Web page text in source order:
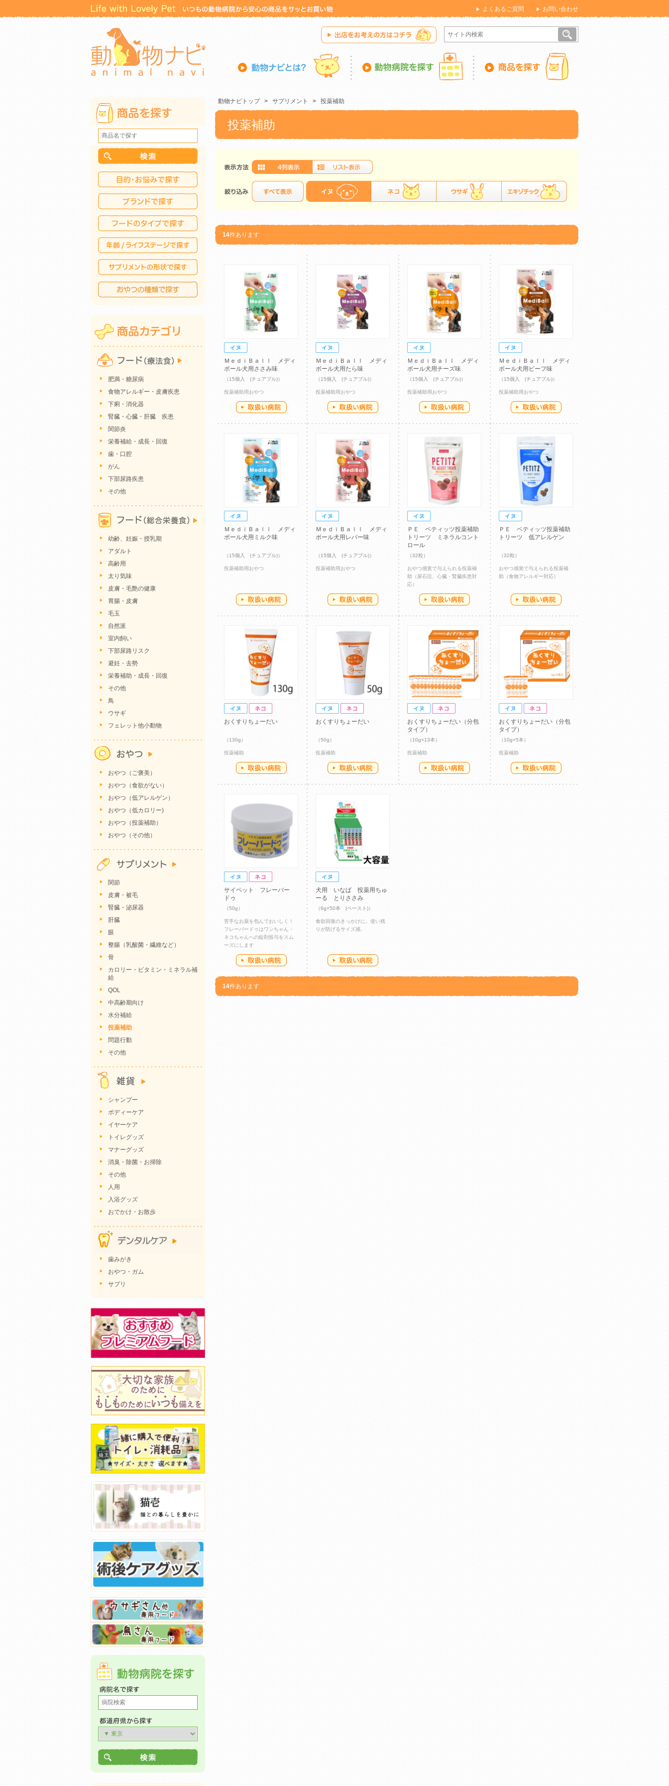
よくあるご質問 お問い合わせ
動物ナビトップ > サプリメント > 投薬補助
投薬補助
14件あります
ＭｅｄｉＢａｌｌ メディ
ボール犬用ささみ味
（15個入 (チュアブル)）
投薬補助用おやつ
ＭｅｄｉＢａｌｌ メディ
ボール犬用たら味
（15個入 (チュアブル)）
投薬補助用おやつ
ＭｅｄｉＢａｌｌ メディ
ボール犬用チーズ味
（15個入 (チュアブル)）
投薬補助用おやつ
ＭｅｄｉＢａｌｌ メディ
ボール犬用ビーフ味
（15個入 (チュアブル)）
投薬補助用おやつ
ＭｅｄｉＢａｌｌ メディ
ボール犬用ミルク味
（15個入 (チュアブル)）
投薬補助用おやつ
ＭｅｄｉＢａｌｌ メディ
ボール犬用レバー味
（15個入 (チュアブル)）
投薬補助用おやつ
ＰＥ ペティッツ投薬補助
トリーツ ミネラルコント
ロール
（32粒）
おやつ感覚で与えられる投薬補
助（尿石症、心臓・腎臓疾患対
応）
ＰＥ ペティッツ投薬補助
トリーツ 低アレルゲン
（32粒）
おやつ感覚で与えられる投薬補
助（食物アレルギー対応）
おくすりちょーだい
（130g）
投薬補助
おくすりちょーだい
（50g）
投薬補助
おくすりちょーだい（分包
タイプ）
（10g×13本）
投薬補助
おくすりちょーだい（分包
タイプ）
（10g×5本）
投薬補助
サイペット フレーバー
ドゥ
（50g）
苦手なお薬を包んでおいしく！
フレーバードゥはワンちゃん・
ネコちゃんへの錠剤投与をスム
ーズにします
犬用 いなば 投薬用ちゅ
ーる とりささみ
（6g×50本 (ペースト)）
食欲回復のきっかけに。使い残
りが防げるサイズ感。
14件あります
肥満・糖尿病
食物アレルギー・皮膚疾患
下痢・消化器
腎臓・心臓・肝臓 疾患
関節炎
栄養補給・成長・回復
歯・口腔
がん
下部尿路疾患
その他
幼齢、妊娠・授乳期
アダルト
高齢用
太り気味
皮膚・毛艶の健康
胃腸・皮膚
毛玉
自然派
室内飼い
下部尿路リスク
避妊・去勢
栄養補助・成長・回復
その他
鳥
ウサギ
フェレット他小動物
おやつ（ご褒美）
おやつ（食欲がない）
おやつ（低アレルゲン）
おやつ（低カロリー)
おやつ（投薬補助）
おやつ（その他）
関節
皮膚・被毛
腎臓・泌尿器
肝臓
眼
整腸（乳酸菌・繊維など）
骨
カロリー・ビタミン・ミネラル補
給
QOL
中高齢期向け
水分補給
投薬補助
問題行動
その他
シャンプー
ボディーケア
イヤーケア
トイレグッズ
マナーグッズ
消臭・除菌・お掃除
その他
人用
入浴グッズ
おでかけ・お散歩
歯みがき
おやつ・ガム
サプリ